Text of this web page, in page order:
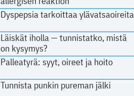
Dyspepsia tarkoittaa ylävatsaoireita
Läiskät iholla — tunnistatko, mistä
on kysymys?
Palleatyrä: syyt, oireet ja hoito
Tunnista punkin pureman jälki